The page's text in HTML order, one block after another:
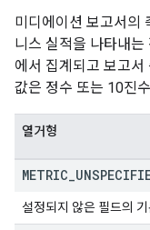
미디에이션 보고서의
니스 실적을 나타내
에서 집계되고 보고
값은 정수 또는 10진
열거형
METRIC
설정되지 않은 필드의